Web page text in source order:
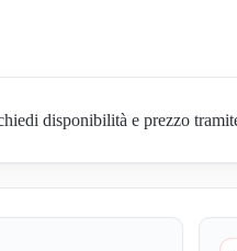
disponibilità e prezzo